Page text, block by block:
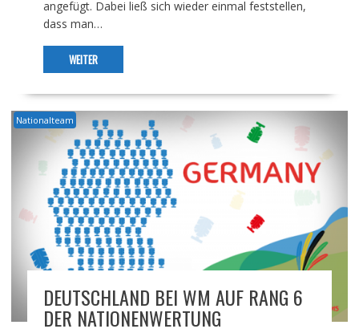
angefügt. Dabei ließ sich wieder einmal feststellen,
dass man…
WEITER
Nationalteam
DEUTSCHLAND BEI WM AUF RANG 6
DER NATIONENWERTUNG